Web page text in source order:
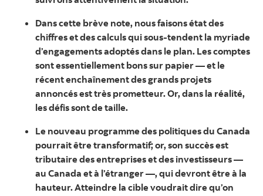
Dans cette brève note, nous faisons état des
chiffres et des calculs qui sous-tendent la myriade
d’engagements adoptés dans le plan. Les comptes
sont essentiellement bons sur papier — et le
récent enchaînement des grands projets
annoncés est très prometteur. Or, dans la réalité,
les défis sont de taille.
Le nouveau programme des politiques du Canada
pourrait être transformatif; or, son succès est
tributaire des entreprises et des investisseurs —
au Canada et à l’étranger —, qui devront être à la
hauteur. Atteindre la cible voudrait dire qu’on